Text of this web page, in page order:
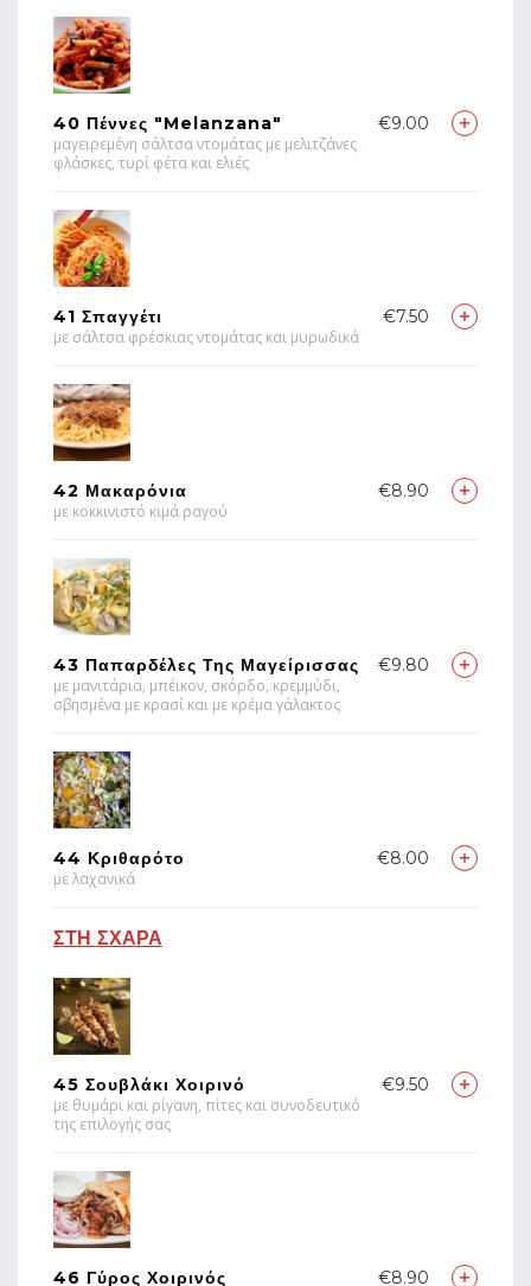
40 Πέννες "melanzana"
μαγειρεμένη σάλτσα ντομάτας με μελιτζάνες
φλάσκες, τυρί φέτα και ελιές
€9.00
41 Σπαγγέτι
με σάλτσα φρέσκιας ντομάτας και μυρωδικά
€7.50
42 Μακαρόνια
με κοκκινιστό κιμά ραγού
€8.90
43 Παπαρδέλες Της Μαγείρισσας
με μανιτάρια, μπέικον, σκόρδο, κρεμμύδι,
σβησμένα με κρασί και με κρέμα γάλακτος
€9.80
44 Κριθαρότο
με λαχανικά
€8.00
ΣΤΗ ΣΧΑΡΑ
45 Σουβλάκι Χοιρινό
με θυμάρι και ρίγανη, πίτες και συνοδευτικό
της επιλογής σας
€9.50
46 Γύρος Χοιρινός €8.90